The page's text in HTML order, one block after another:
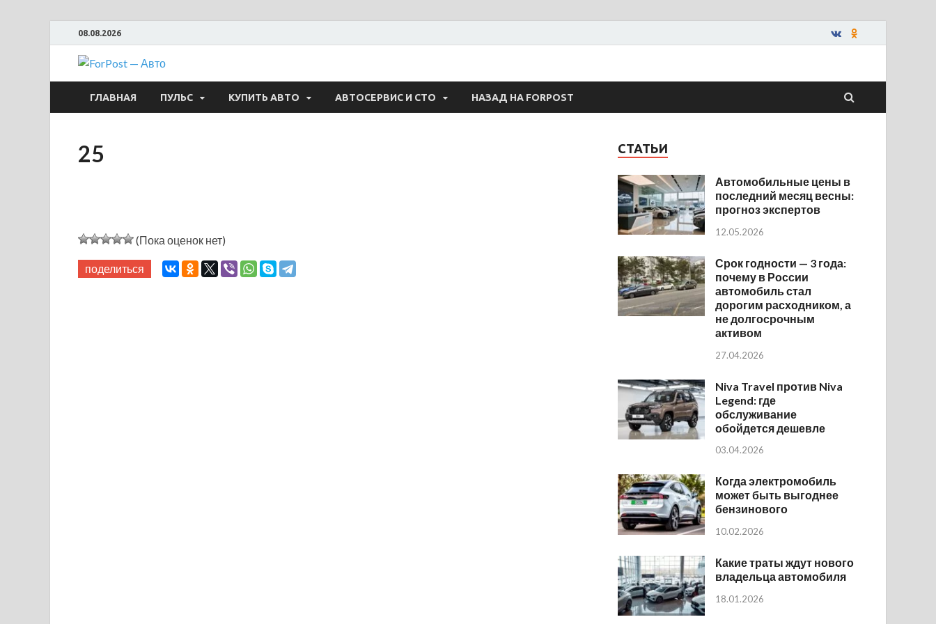
08.08.2026
ForPost — Авто
ГЛАВНАЯ ПУЛЬС КУПИТЬ АВТО АВТОСЕРВИС И СТО НАЗАД НА FORPOST
25
(Пока оценок нет)
поделиться
СТАТЬИ
Автомобильные цены в
последний месяц весны:
прогноз экспертов
12.05.2026
Срок годности — 3 года:
почему в России
автомобиль стал
дорогим расходником, а
не долгосрочным
активом
27.04.2026
Niva Travel против Niva
Legend: где
обслуживание
обойдется дешевле
03.04.2026
Когда электромобиль
может быть выгоднее
бензинового
10.02.2026
Какие траты ждут нового
владельца автомобиля
18.01.2026